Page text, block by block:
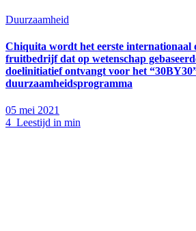
Duurzaamheid
Chiquita wordt het eerste internationaal
fruitbedrijf dat op wetenschap
doelinitiatief ontvangt voor het
duurzaamheidsprogramma
05 mei 2021
4 Leestijd in min